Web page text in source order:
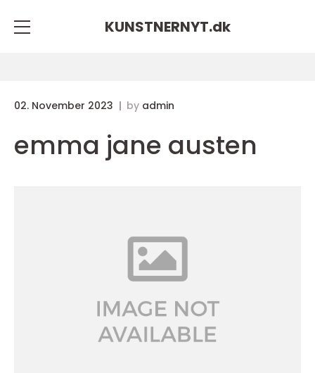
KUNSTNERNYT.dk
02. November 2023 by admin
emma jane austen